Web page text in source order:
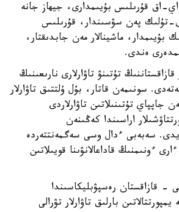
اق قۇرىلىس بۇيىمدارى، جيھاز جانە
تۇلىك پەن سۋسىندار، قۇرىلىس
بۇيىمدار، ماشينالار مەن جابدىقتار،
ەندى.
تۇتىنۋ تاۋارلارى نارىعىنىڭ
سونىمەن قاتار، بۇل ۇلتتىق تاۋارلار
جاپپاي تۇتىنىلاتىن تاۋارلاردى
اراسىندا كەڭىنەن
سەبەبى ءدال وسى سەگمەنتتەردە
ءونىمنىڭ قاداعالانۋىنا قويىلاتىن
- قازاقستان رەسپۋبليكاسىندا
بارلىق تاۋارلار تۋرالى